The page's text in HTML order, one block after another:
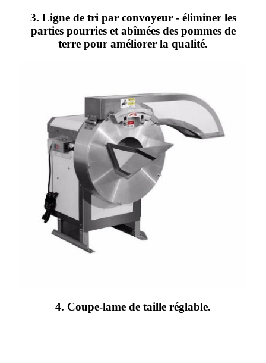
3. Ligne de tri par convoyeur - éliminer les
parties pourries et abîmées des pommes de
terre pour améliorer la qualité.
4. Coupe-lame de taille réglable.